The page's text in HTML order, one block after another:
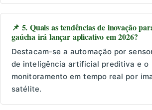
📌 5. Quais as tendências de inovação
gaúcha irá lançar aplicativo em 2026?
Destacam-se a automação por
de inteligência artificial preditiva e o
monitoramento em tempo real por
satélite.